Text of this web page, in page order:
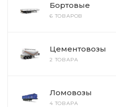
Бортовые
6 ТОВАРОВ
Цементовозы
2 ТОВАРА
Ломовозы
4 ТОВАРА